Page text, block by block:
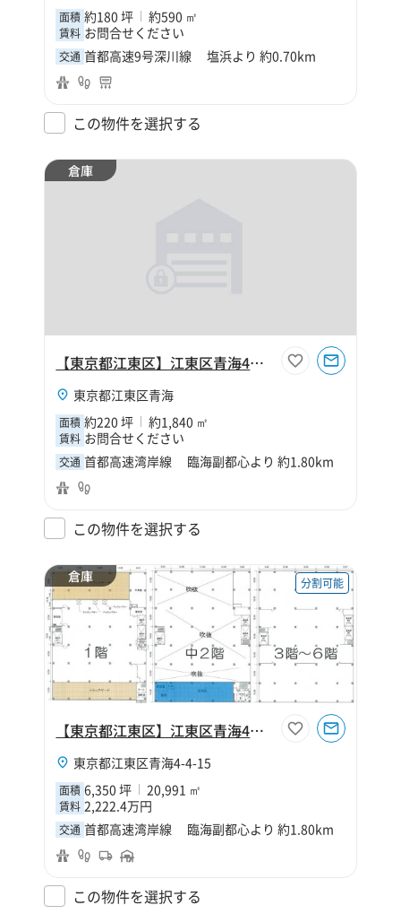
面積 約180 坪 約590 ㎡
賃料 お問合せください
交通 首都高速9号深川線 塩浜より 約0.70km
この物件を選択する
倉庫
【東京都江東区】江東区青海4丁目220坪倉庫
東京都江東区青海
面積 約220 坪 約1,840 ㎡
賃料 お問合せください
交通 首都高速湾岸線 臨海副都心より 約1.80km
この物件を選択する
倉庫 分割可能
【東京都江東区】江東区青海4丁目6350坪倉庫
東京都江東区青海4-4-15
面積 6,350 坪 20,991 ㎡
賃料 2,222.4万円
交通 首都高速湾岸線 臨海副都心より 約1.80km
この物件を選択する